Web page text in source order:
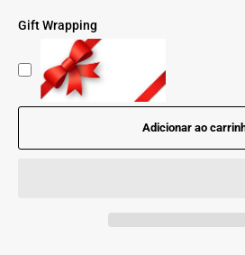
Gift Wrapping
Adicionar ao